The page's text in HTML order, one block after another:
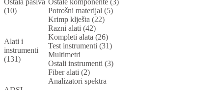
Ostala pasiva
(10)
Ostale komponente (3)
Potrošni materijal (5)
Alati i
instrumenti
(131)
Krimp klješta (22)
Razni alati (42)
Kompleti alata (26)
Test instrumenti (31)
Multimetri
Ostali instrumenti (3)
Fiber alati (2)
Analizatori spektra